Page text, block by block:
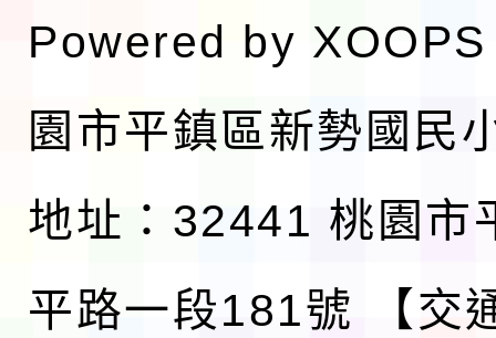
Powered by XOOPS
園市平鎮區新勢國民
地址：32441 桃園市
平路一段181號
【交